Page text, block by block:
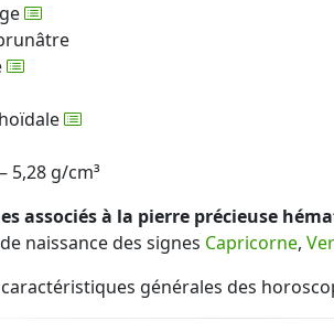
5,28 g/cm³
associés à la pierre précieuse
naissance des signes Capricorne,
générales des